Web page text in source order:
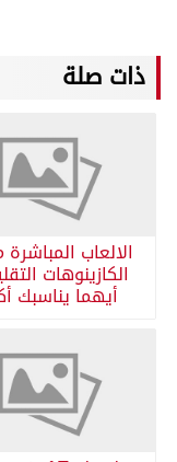
ذات صلة
الالعاب
الكازينوهات
أيهما يناسبك